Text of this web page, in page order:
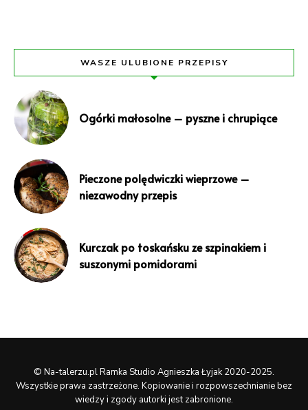
WASZE ULUBIONE PRZEPISY
Ogórki małosolne – pyszne i chrupiące
Pieczone polędwiczki wieprzowe –
niezawodny przepis
Kurczak po toskańsku ze szpinakiem i
suszonymi pomidorami
© Na-talerzu.pl Ramka Studio Agnieszka Łyjak 2020-2025.
Wszystkie prawa zastrzeżone. Kopiowanie i rozpowszechnianie bez
wiedzy i zgody autorki jest zabronione.